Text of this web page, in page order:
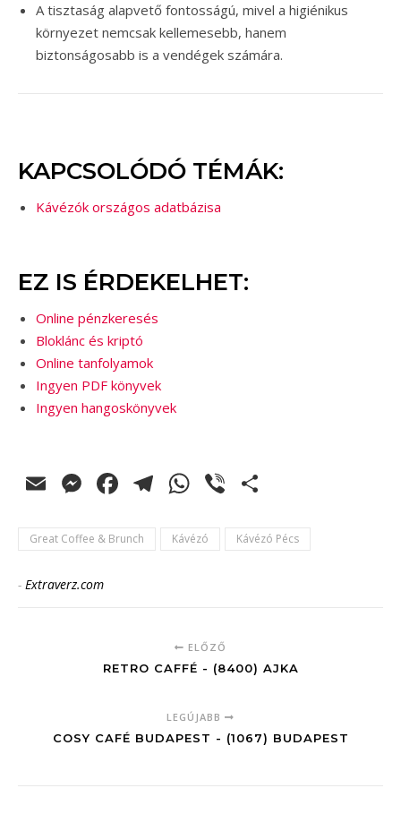
A tisztaság alapvető fontosságú, mivel a higiénikus
környezet nemcsak kellemesebb, hanem
biztonságosabb is a vendégek számára.
KAPCSOLÓDÓ TÉMÁK:
Kávézók országos adatbázisa
EZ IS ÉRDEKELHET:
Online pénzkeresés
Bloklánc és kriptó
Online tanfolyamok
Ingyen PDF könyvek
Ingyen hangoskönyvek
EmailMessenger
Facebook
Telegram
WhatsApp
Viber
Great Coffee & Brunch Kávézó Kávézó Pécs
- Extraverz.com
ELŐZŐ
RETRO CAFFÉ - (8400) AJKA
LEGÚJABB
COSY CAFÉ BUDAPEST - (1067) BUDAPEST